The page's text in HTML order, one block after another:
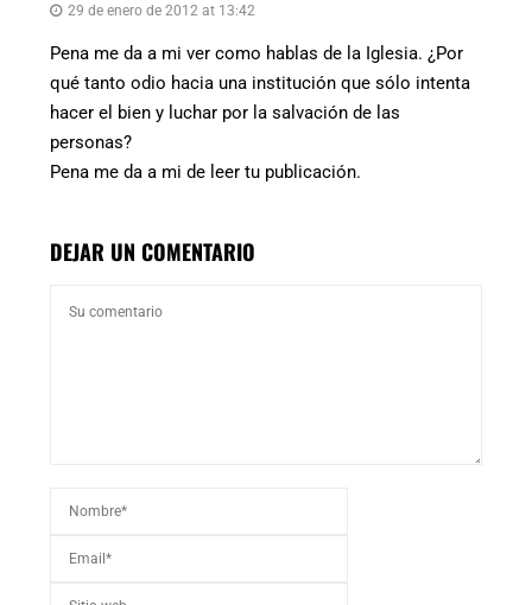
29 de enero de 2012 at 13:42
Pena me da a mi ver como hablas de la Iglesia. ¿Por
qué tanto odio hacia una institución que sólo intenta
hacer el bien y luchar por la salvación de las
personas?
Pena me da a mi de leer tu publicación.
DEJAR UN COMENTARIO